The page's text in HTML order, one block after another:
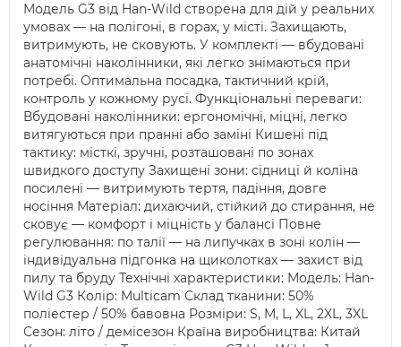
Модель G3 від Han-Wild створена для дій у реальних
умовах — на полігоні, в горах, у місті. Захищають,
витримують, не сковують. У комплекті — вбудовані
анатомічні наколінники, які легко знімаються при
потребі. Оптимальна посадка, тактичний крій,
контроль у кожному русі. Функціональні переваги:
Вбудовані наколінники: ергономічні, міцні, легко
витягуються при пранні або заміні Кишені під
тактику: місткі, зручні, розташовані по зонах
швидкого доступу Захищені зони: сідниці й коліна
посилені — витримують тертя, падіння, довге
носіння Матеріал: дихаючий, стійкий до стирання, не
сковує — комфорт і міцність у балансі Повне
регулювання: по талії — на липучках в зоні колін —
індивідуальна підгонка на щиколотках — захист від
пилу та бруду Технічні характеристики: Модель: Han-
Wild G3 Колір: Multicam Склад тканини: 50%
поліестер / 50% бавовна Розміри: S, M, L, XL, 2XL, 3XL
Сезон: літо / демісезон Країна виробництва: Китай